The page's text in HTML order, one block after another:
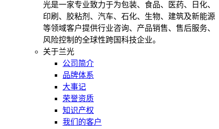
光是一家专业致力于为包装、食品、医药、日化、
印刷、胶粘剂、汽车、石化、生物、建筑及新能源
等领域客户提供行业咨询、产品销售、售后服务、
风险控制的全球性跨国科技企业。
关于兰光
公司简介
品牌体系
大事记
荣誉资质
知识产权
我们的客户